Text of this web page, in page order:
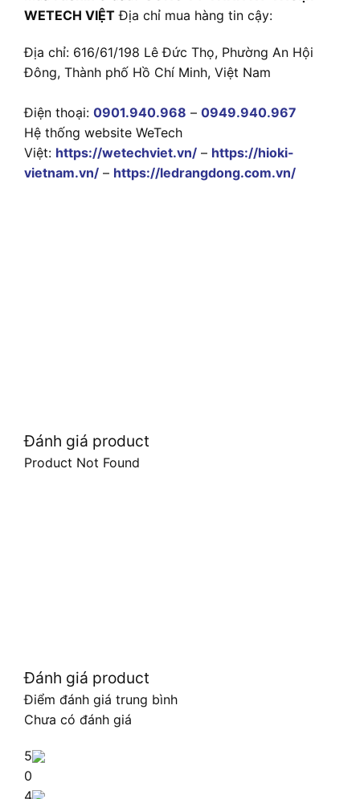
WETECH VIỆT Địa chỉ mua hàng tin cậy:
Địa chỉ: 616/61/198 Lê Đức Thọ, Phường An Hội
Đông, Thành phố Hồ Chí Minh, Việt Nam
Điện thoại: 0901.940.968 – 0949.940.967
Hệ thống website WeTech
Việt: https://wetechviet.vn/ – https://hioki-
vietnam.vn/ – https://ledrangdong.com.vn/
Đánh giá product
Product Not Found
Đánh giá product
Điểm đánh giá trung bình
Chưa có đánh giá
5
0
4